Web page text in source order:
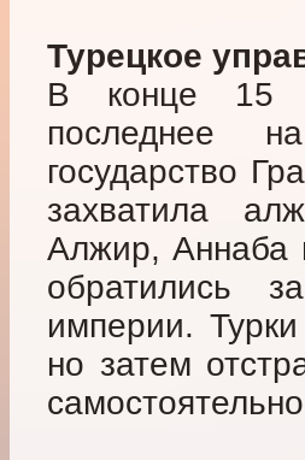
Турецкое
В конце 15
последнее
государство
захватила
Алжир, Аннаба
обратились
империи.
но затем